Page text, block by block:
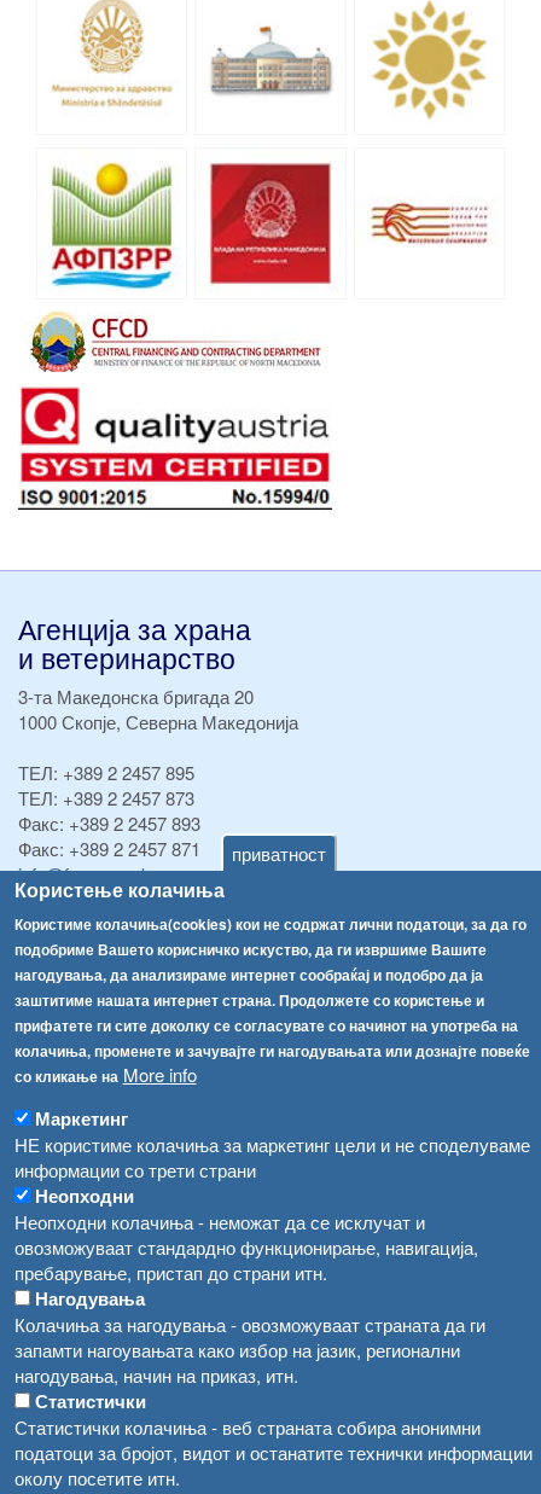
приватност
Користење колачиња
Користиме колачиња(cookies) кои не содржат лични податоци, за да го
подобриме Вашето корисничко искуство, да ги извршиме Вашите
нагодувања, да анализираме интернет сообраќај и подобро да ја
заштитиме нашата интернет страна. Продолжете со користење и
прифатете ги сите доколку се согласувате со начинот на употреба на
колачиња, променете и зачувајте ги нагодувањата или дознајте повеќе
со кликање на More info
Маркетинг
НЕ користиме колачиња за маркетинг цели и не споделуваме
информации со трети страни
Неопходни
Неопходни колачиња - неможат да се исклучат и
овозможуваат стандардно функционирање, навигација,
пребарување, пристап до страни итн.
Нагодувања
Колачиња за нагодувања - овозможуваат страната да ги
запамти нагоувањата како избор на јазик, регионални
нагодувања, начин на приказ, итн.
Статистички
Статистички колачиња - веб страната собира анонимни
податоци за бројот, видот и останатите технички информации
околу посетите итн.
Агенција за храна
и ветеринарство
3-та Македонска бригада 20
1000 Скопје, Северна Македонија
ТЕЛ: +389 2 2457 895
ТЕЛ: +389 2 2457 873
Факс: +389 2 2457 893
Факс: +389 2 2457 871
info@fva.gov.mk
[АХВ-претходна страна]
Соопштенија
Република Бугарија ги засили официјалните контроли при увоз на свежо овошје и зеленчук
Високите температури ризик од труење со храна, опасни се и за животните
Водата во Гостивар може да се користи како техничка, продолжува испораката на флаширана вода
Во Гостивар спроведени 70 вонредни контроли
Забраната за водата во Гостивар останува на сила, операторите да користат само технички безбедна вода
Навигација
Архива
Регистри
Обрасци
Огласи